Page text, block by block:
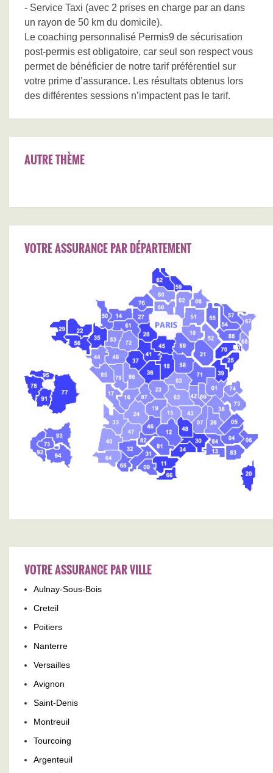
- Service Taxi (avec 2 prises en charge par an dans
un rayon de 50 km du domicile).
Le coaching personnalisé Permis9 de sécurisation
post-permis est obligatoire, car seul son respect vous
permet de bénéficier de notre tarif préférentiel sur
votre prime d’assurance. Les résultats obtenus lors
des différentes sessions n’impactent pas le tarif.
AUTRE THÈME
VOTRE ASSURANCE PAR DÉPARTEMENT
VOTRE ASSURANCE PAR VILLE
Aulnay-Sous-Bois
Creteil
Poitiers
Nanterre
Versailles
Avignon
Saint-Denis
Montreuil
Tourcoing
Argenteuil